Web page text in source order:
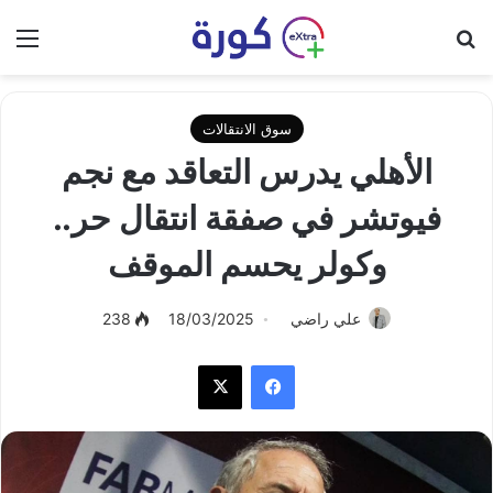
سوق الانتقالات
الأهلي يدرس التعاقد مع نجم
فيوتشر في صفقة انتقال حر..
وكولر يحسم الموقف
علي راضي 18/03/2025
238
فيسبوك